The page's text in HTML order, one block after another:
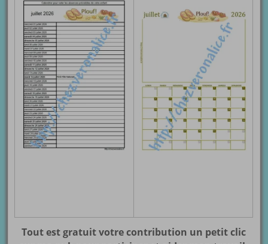
Tout est gratuit votre contribution un petit clic